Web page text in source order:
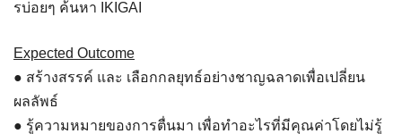
รบ่อยๆ ค้นหา IKIGAI
Expected Outcome
● สร้างสรรค์ และ เลือกกลยุทธ์อย่างชาญฉลาดเพื่อเปลี่ยน
ผลลัพธ์
● รู้ความหมายของการตื่นมา เพื่อทำอะไรที่มีคุณค่าโดยไม่รู้